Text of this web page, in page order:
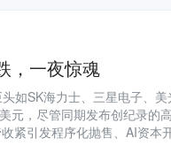
，一夜惊魂
如SK海力士、三星电子、
元，尽管同期发布创纪录的
紧引发程序化抛售、AI资本